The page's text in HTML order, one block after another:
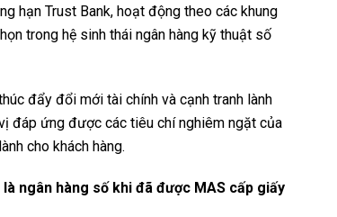
hạn Trust Bank, hoạt động theo các khung
trong hệ sinh thái ngân hàng kỹ thuật số
đẩy đổi mới tài chính và cạnh tranh lành
đáp ứng được các tiêu chí nghiêm ngặt của
cho khách hàng.
ngân hàng số khi đã được MAS cấp giấy